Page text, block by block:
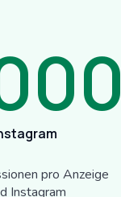
pro Anzeige
Instagram